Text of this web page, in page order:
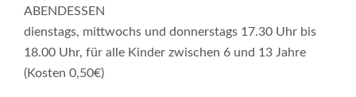
ABENDESSEN
dienstags, mittwochs und donnerstags 17.30 Uhr bis
18.00 Uhr, für alle Kinder zwischen 6 und 13 Jahre
(Kosten 0,50€)